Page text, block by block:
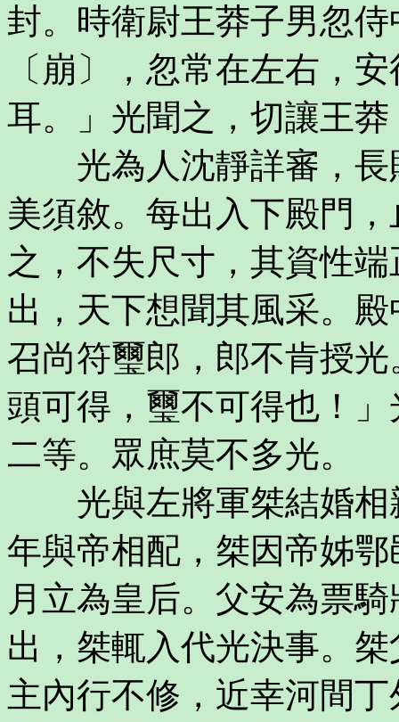
封。時衛尉王莽子男忽
〔崩〕，忽常在左右，
耳。」光聞之，切讓王
光為人沈靜詳審，長
美須敘。每出入下殿門
之，不失尺寸，其資性
出，天下想聞其風采。
召尚符璽郎，郎不肯授
頭可得，璽不可得也！
二等。眾庶莫不多光。
光與左將軍桀結婚相
年與帝相配，桀因帝姊
月立為皇后。父安為票
出，桀輒入代光決事。
主內行不修，近幸河間